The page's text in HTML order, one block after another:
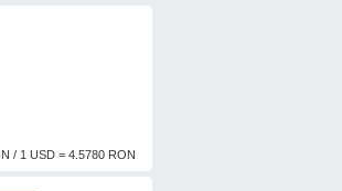
/ 1 USD = 4.5780 RON